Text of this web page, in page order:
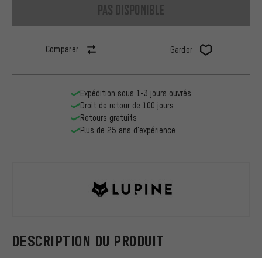
pas disponible
Comparer Garder
DESCRIPTION DU PRODUIT
Expédition sous 1-3 jours ouvrés
Droit de retour de 100 jours
Retours gratuits
Plus de 25 ans d'expérience